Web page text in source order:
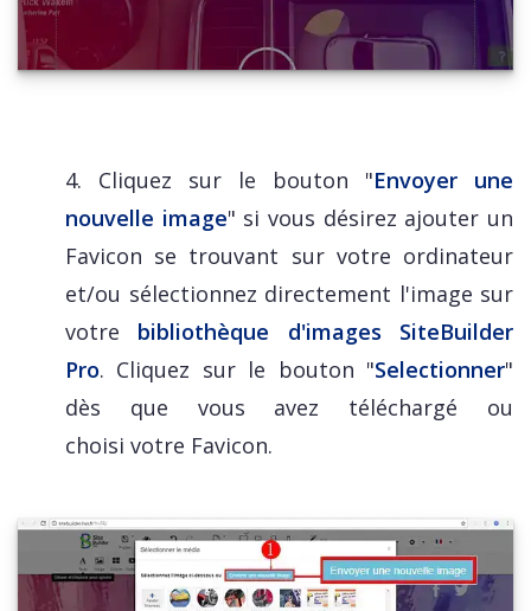
4. Cliquez sur le bouton "Envoyer une
nouvelle image" si vous désirez ajouter un
Favicon se trouvant sur votre ordinateur
et/ou sélectionnez directement l'image sur
votre bibliothèque d'images SiteBuilder
Pro. Cliquez sur le bouton "Selectionner"
dès que vous avez téléchargé ou
choisi votre Favicon.